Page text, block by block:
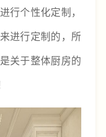
行个性化定制，
进行定制的，所
关于整体厨房的